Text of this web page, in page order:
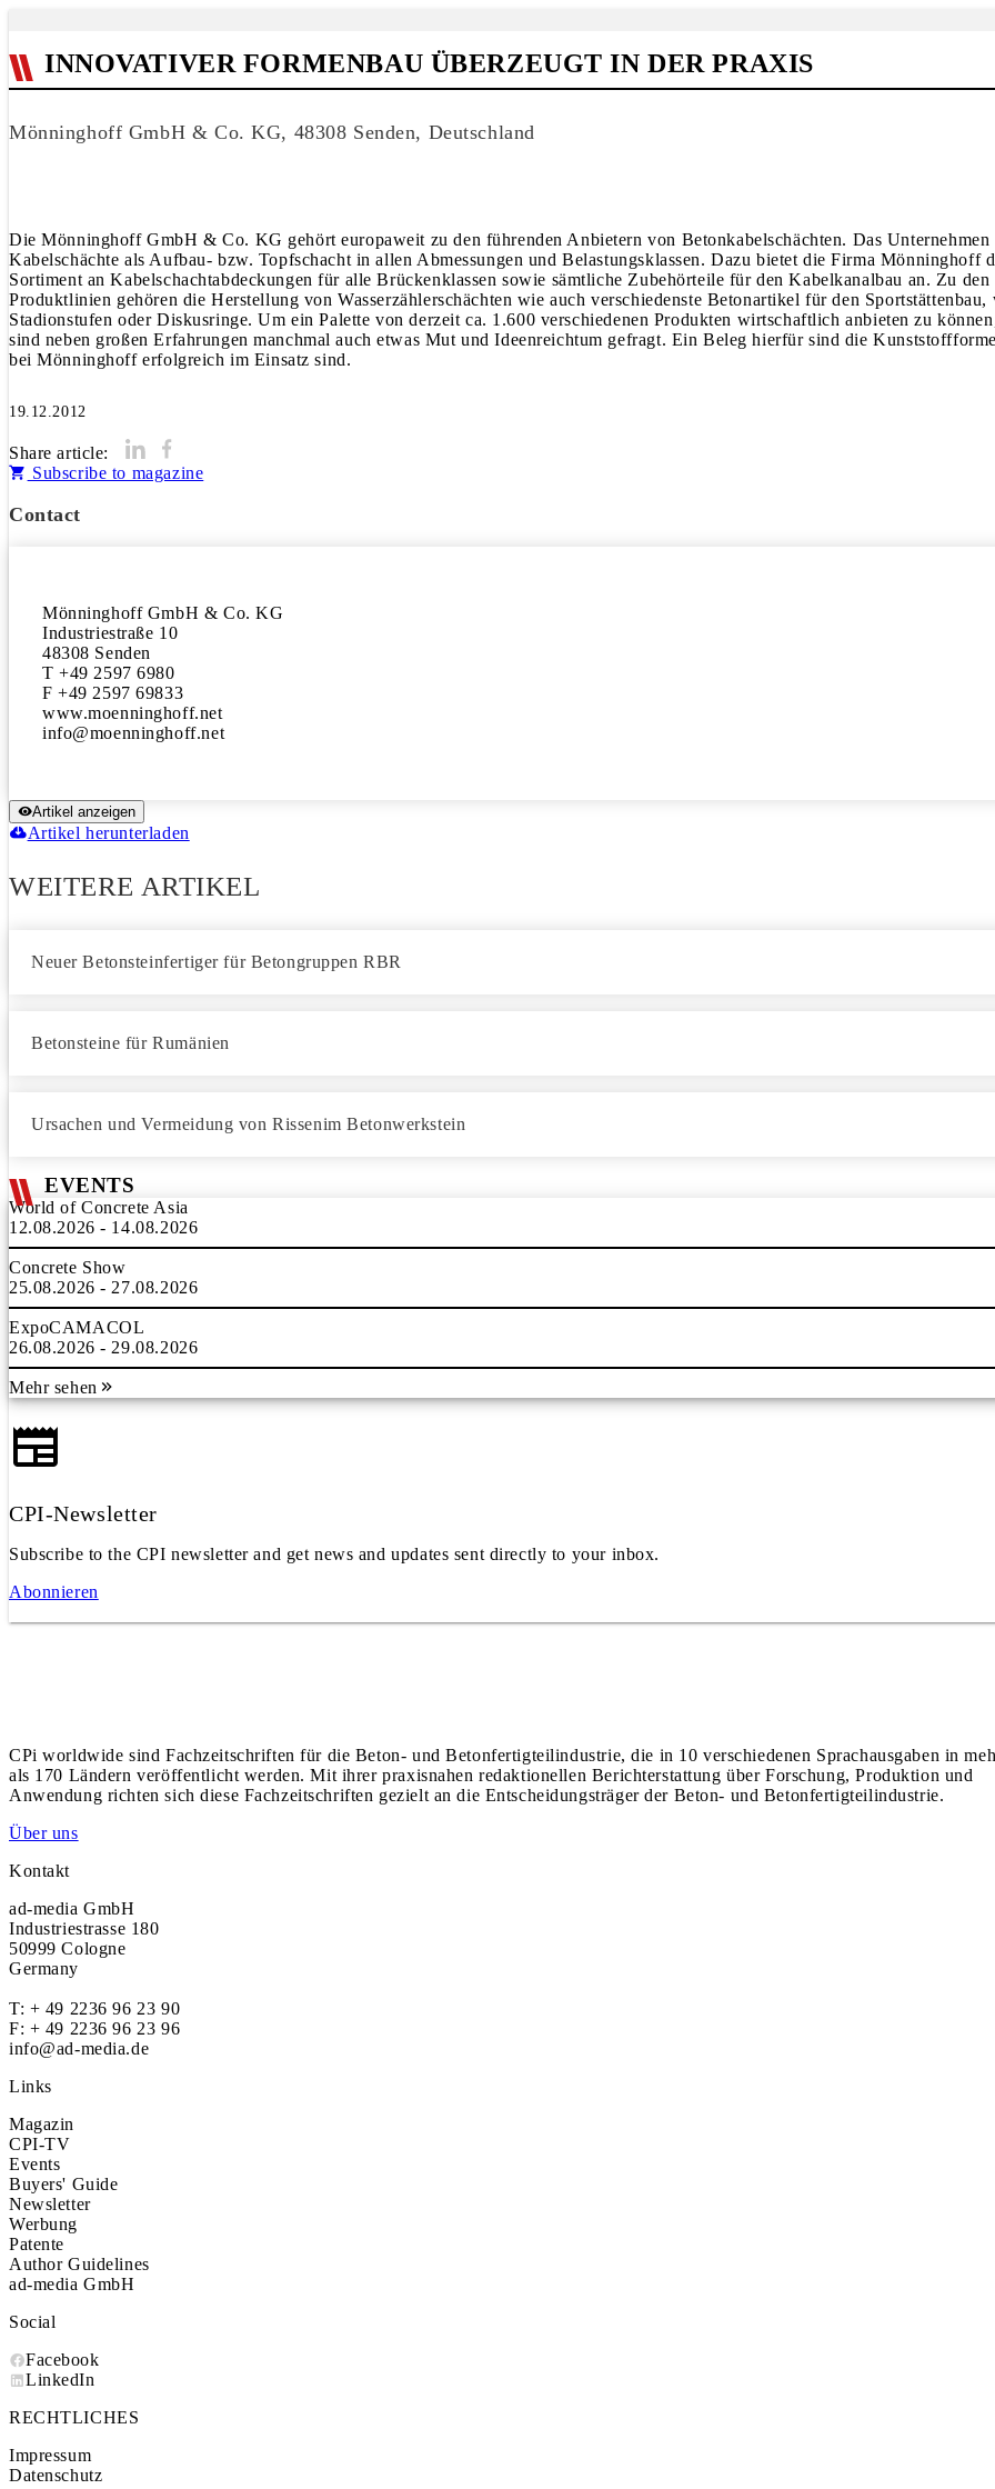
INNOVATIVER FORMENBAU ÜBERZEUGT IN DER PRAXIS
Mönninghoff GmbH & Co. KG, 48308 Senden, Deutschland
Die Mönninghoff GmbH & Co. KG gehört europaweit zu den führenden Anbietern von Betonkabelschächten. Das Unternehmen
Kabelschächte als Aufbau- bzw. Topfschacht in allen Abmessungen und Belastungsklassen. Dazu bietet die Firma Mönninghoff
Sortiment an Kabelschachtabdeckungen für alle Brückenklassen sowie sämtliche Zubehörteile für den Kabelkanalbau an. Zu den
Produktlinien gehören die Herstellung von Wasserzählerschächten wie auch verschiedenste Betonartikel für den Sportstättenbau,
Stadionstufen oder Diskusringe. Um ein Palette von derzeit ca. 1.600 verschiedenen Produkten wirtschaftlich anbieten zu
sind neben großen Erfahrungen manchmal auch etwas Mut und Ideenreichtum gefragt. Ein Beleg hierfür sind die
bei Mönninghoff erfolgreich im Einsatz sind.
19.12.2012
Share article:
Subscribe to magazine
Contact
Mönninghoff GmbH & Co. KG
Industriestraße 10
48308 Senden
T +49 2597 6980
F +49 2597 69833
www.moenninghoff.net
Artikel anzeigen
Artikel herunterladen
WEITERE ARTIKEL
Neuer Betonsteinfertiger für Betongruppen RBR
Betonsteine für Rumänien
Ursachen und Vermeidung von Rissenim Betonwerkstein
EVENTS
World of Concrete Asia
12.08.2026 - 14.08.2026
Concrete Show
25.08.2026 - 27.08.2026
ExpoCAMACOL
26.08.2026 - 29.08.2026
Mehr sehen
CPI-Newsletter
Subscribe to the CPI newsletter and get news and updates sent directly to your inbox.
Abonnieren
CPi worldwide sind Fachzeitschriften für die Beton- und Betonfertigteilindustrie, die in 10 verschiedenen Sprachausgaben in
als 170 Ländern veröffentlicht werden. Mit ihrer praxisnahen redaktionellen Berichterstattung über Forschung, Produktion und
Anwendung richten sich diese Fachzeitschriften gezielt an die Entscheidungsträger der Beton- und Betonfertigteilindustrie.
Über uns
Kontakt
ad-media GmbH
Industriestrasse 180
50999 Cologne
Germany
T: + 49 2236 96 23 90
F: + 49 2236 96 23 96
info@ad-media.de
Links
Magazin
CPI-TV
Events
Buyers' Guide
Newsletter
Werbung
Patente
Author Guidelines
ad-media GmbH
Social
Facebook
LinkedIn
RECHTLICHES
Impressum
Datenschutz